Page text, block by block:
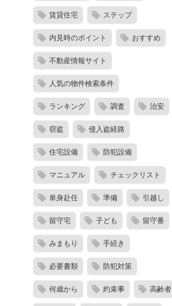
賃貸住宅 ステップ
内見時のポイント おすすめ
不動産情報サイト
人気の物件検索条件
ランキング 調査 治安
窃盗 侵入盗経路
住宅設備 防犯設備
マニュアル チェックリスト
単身赴任 準備 引越し
留守宅 子ども 留守番
みまもり 手続き
必要書類 防犯対策
何歳から 約束事 高齢者